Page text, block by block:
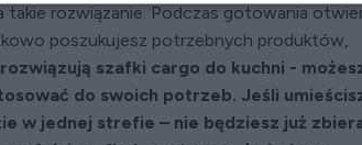
takie rozwiązanie. Podczas gotowania
poszukujesz potrzebnych produktów,
szafki cargo do kuchni -
do swoich potrzeb. Jeśli
w jednej strefie – nie będziesz już